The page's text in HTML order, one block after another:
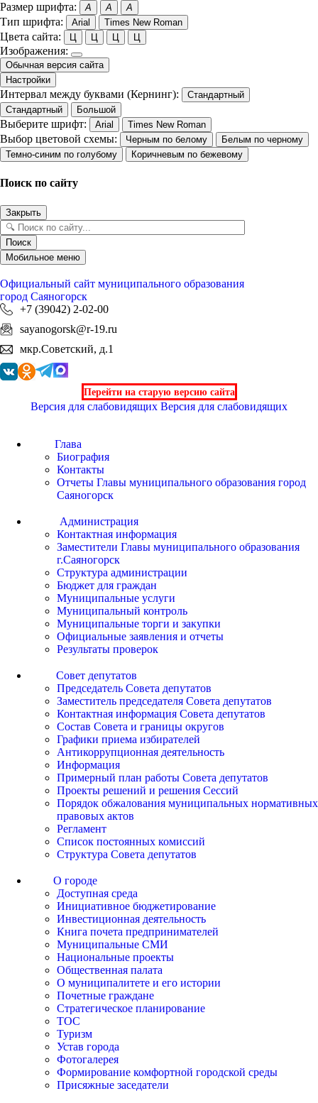
Размер шрифта: A A A
Тип шрифта: Arial Times New Roman
Цвета сайта: Ц Ц Ц Ц
Изображения:
Обычная версия сайта
Настройки
Интервал между буквами (Кернинг):
Стандартный
Стандартный
Большой
Выберите шрифт: Arial Times New Roman
Выбор цветовой схемы: Черным по белому
Белым по черному
Темно-синим по голубому
Коричневым по бежевому
Поиск по сайту
Закрыть
Поиск
Мобильное меню
Официальный сайт муниципального образования
город Саяногорск
+7 (39042) 2-02-00
sayanogorsk@r-19.ru
мкр.Советский, д.1
Перейти на старую версию сайта
Версия для слабовидящих Версия для слабовидящих
Глава
Биография
Контакты
Отчеты Главы муниципального образования город
Саяногорск
Администрация
Контактная информация
Заместители Главы муниципального образования
г.Саяногорск
Структура администрации
Бюджет для граждан
Муниципальные услуги
Муниципальный контроль
Муниципальные торги и закупки
Официальные заявления и отчеты
Результаты проверок
Совет депутатов
Председатель Совета депутатов
Заместитель председателя Совета депутатов
Контактная информация Совета депутатов
Состав Совета и границы округов
Графики приема избирателей
Антикоррупционная деятельность
Информация
Примерный план работы Совета депутатов
Проекты решений и решения Сессий
Порядок обжалования муниципальных нормативных
правовых актов
Регламент
Список постоянных комиссий
Структура Совета депутатов
О городе
Доступная среда
Инициативное бюджетирование
Инвестиционная деятельность
Книга почета предпринимателей
Муниципальные СМИ
Национальные проекты
Общественная палата
О муниципалитете и его истории
Почетные граждане
Стратегическое планирование
ТОС
Туризм
Устав города
Фотогалерея
Формирование комфортной городской среды
Присяжные заседатели